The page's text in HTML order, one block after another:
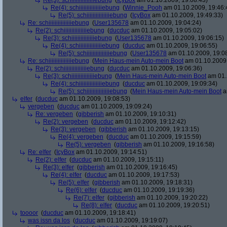
Re(4): schiiiiiiiiiiiiiiiebung (Winnie_Pooh am 01.10.2009,
Re(5): schiiiiiiiiiiiiiiiebung ( IcyBox am 01.10.2009, 19:49:33)
Re: schiiiiiiiiiiiiiiiebung (User135678 am 01.10.2009, 19:04:24)
Re(2): schiiiiiiiiiiiiiiiebung (ducduc am 01.10.2009, 19:05:02)
Re(3): schiiiiiiiiiiiiiiiebung (User135678 am 01.10.2009, 19:06:15)
Re(4): schiiiiiiiiiiiiiiiebung (ducduc am 01.10.2009, 19:06:55)
Re(5): schiiiiiiiiiiiiiiiebung (User135678 am 01.10.2009,
Re: schiiiiiiiiiiiiiiiebung (Mein Haus-mein Auto-mein Boot am
Re(2): schiiiiiiiiiiiiiiiebung (ducduc am 01.10.2009, 19:06:36)
Re(3): schiiiiiiiiiiiiiiiebung (Mein Haus-mein Auto-mein Boot am
Re(4): schiiiiiiiiiiiiiiiebung (ducduc am 01.10.2009, 19:09:34)
Re(5): schiiiiiiiiiiiiiiiebung (Mein Haus-mein Auto-mein Boot
elfer (ducduc am 01.10.2009, 19:08:53)
vergeben (ducduc am 01.10.2009, 19:09:24)
Re: vergeben (gibberish am 01.10.2009, 19:10:31)
Re(2): vergeben (ducduc am 01.10.2009, 19:12:42)
Re(3): vergeben (gibberish am 01.10.2009, 19:13:15)
Re(4): vergeben (ducduc am 01.10.2009, 19:15:59)
Re(5): vergeben (gibberish am 01.10.2009, 19:16:58)
Re: elfer ( IcyBox am 01.10.2009, 19:14:51)
Re(2): elfer (ducduc am 01.10.2009, 19:15:11)
Re(3): elfer (gibberish am 01.10.2009, 19:16:45)
Re(4): elfer (ducduc am 01.10.2009, 19:17:53)
Re(5): elfer (gibberish am 01.10.2009, 19:18:31)
Re(6): elfer (ducduc am 01.10.2009, 19:19:36)
Re(7): elfer (gibberish am 01.10.2009, 19:20:22)
Re(8): elfer (ducduc am 01.10.2009, 19:20:51)
toooor (ducduc am 01.10.2009, 19:18:41)
was issn da los (ducduc am 01.10.2009, 19:19:07)